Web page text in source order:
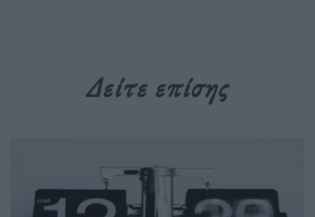
Δείτε επίσης